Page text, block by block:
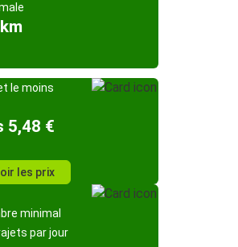
le moins
5,48 €
les prix
minimal
par jour